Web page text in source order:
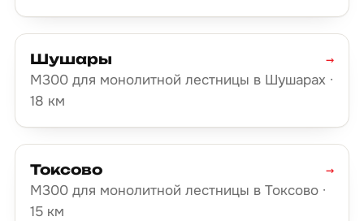
Шушары
М300 для монолитной лестницы в Шушарах ·
18 км
→
Токсово
М300 для монолитной лестницы в Токсово ·
15 км
→